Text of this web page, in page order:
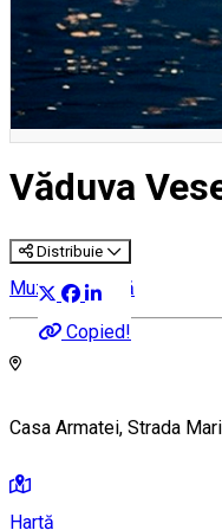
Văduva
Distribuie
Copied!
Muzică clasică
Casa Armatei, Strada
Hartă